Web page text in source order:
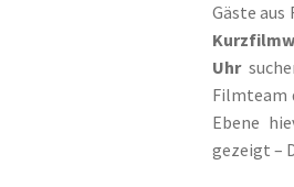
Gäste aus
Uhr
Filmteam
Ebene
gezeigt –